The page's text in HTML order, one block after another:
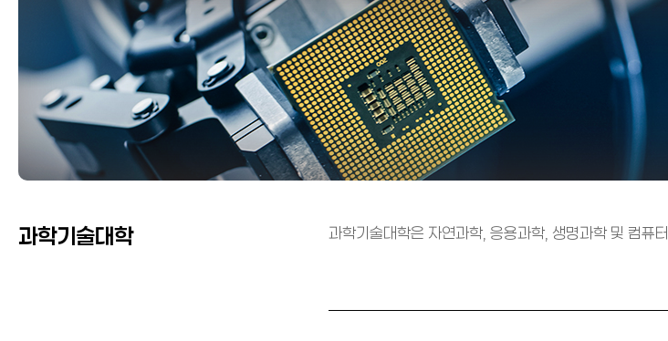
과학기술대학 과학기술대학은 자연과학, 응용과학, 생명과학 및 컴퓨